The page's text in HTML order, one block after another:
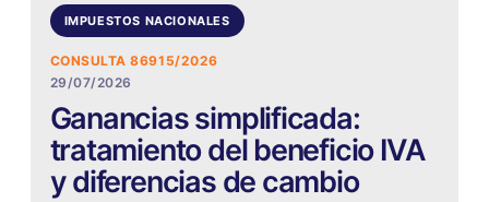
IMPUESTOS NACIONALES
CONSULTA 86915/2026
29/07/2026
Ganancias simplificada:
tratamiento del beneficio IVA
y diferencias de cambio